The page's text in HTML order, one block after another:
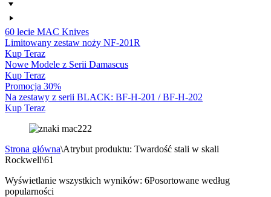
60 lecie MAC Knives
Limitowany zestaw noży NF-201R
Kup Teraz
Nowe Modele z Serii Damascus
Kup Teraz
Promocja 30%
Na zestawy z serii BLACK: BF-H-201 / BF-H-202
Kup Teraz
Strona główna\Atrybut produktu: Twardość stali w skali
Rockwell\61
Wyświetlanie wszystkich wyników: 6Posortowane według
popularności